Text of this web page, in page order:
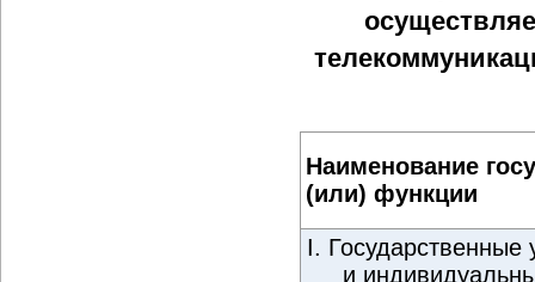
Наименование
(или) функции
I. Государственные
и